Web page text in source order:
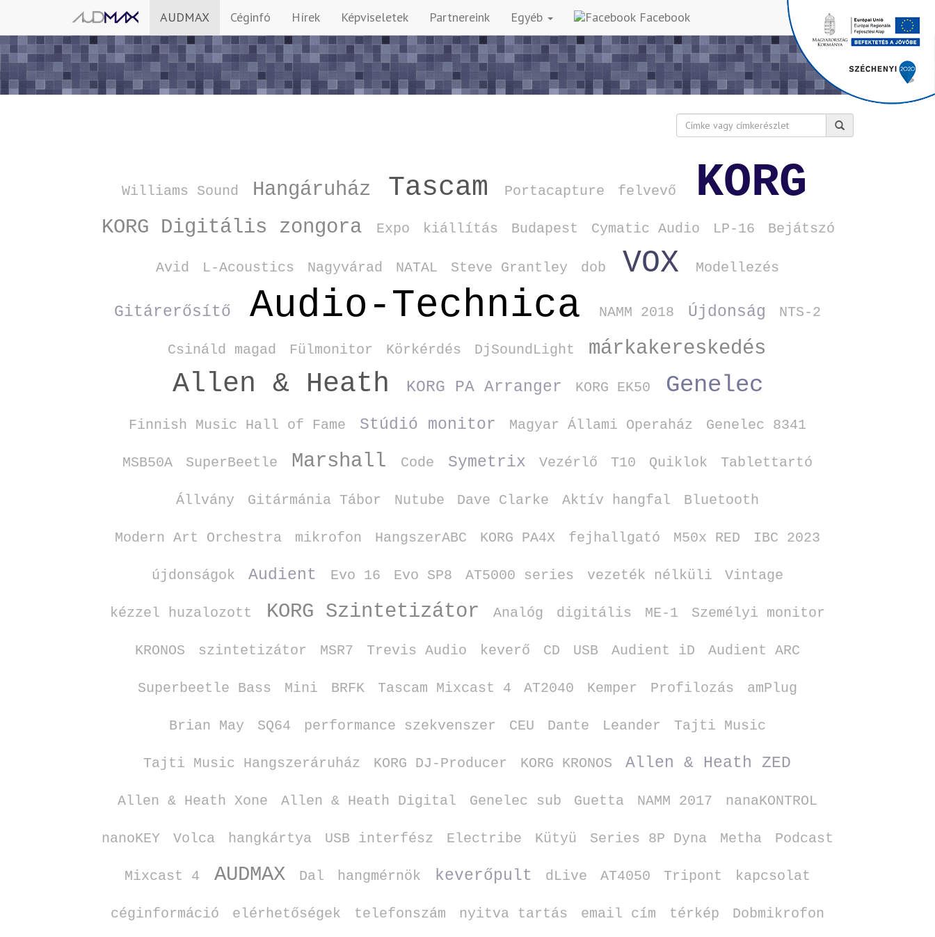
AUDMAX Céginfó Hírek Képviseletek Partnereink Egyéb Facebook
Keresés:
Williams Sound Hangáruház Tascam Portacapture felvevő KORG
KORG Digitális zongora Expo kiállítás Budapest Cymatic Audio LP‑16 Bejátszó
Avid L‑Acoustics Nagyvárad NATAL Steve Grantley dob VOX Modellezés
Gitárerősítő Audio‑Technica NAMM 2018 Újdonság NTS‑2
Csináld magad Fülmonitor Körkérdés DjSoundLight márkakereskedés
Allen & Heath KORG PA Arranger KORG EK50 Genelec
Finnish Music Hall of Fame Stúdió monitor Magyar Állami Operaház Genelec 8341
MSB50A SuperBeetle Marshall Code Symetrix Vezérlő T10 Quiklok Tablettartó
Állvány Gitármánia Tábor Nutube Dave Clarke Aktív hangfal Bluetooth
Modern Art Orchestra mikrofon HangszerABC KORG PA4X fejhallgató M50x RED IBC 2023
újdonságok Audient Evo 16 Evo SP8 AT5000 series vezeték nélküli Vintage
kézzel huzalozott KORG Szintetizátor Analóg digitális ME‑1 Személyi monitor
KRONOS szintetizátor MSR7 Trevis Audio keverő CD USB Audient iD Audient ARC
Superbeetle Bass Mini BRFK Tascam Mixcast 4 AT2040 Kemper Profilozás amPlug
Brian May SQ64 performance szekvenszer CEU Dante Leander Tajti Music
Tajti Music Hangszeráruház KORG DJ‑Producer KORG KRONOS Allen & Heath ZED
Allen & Heath Xone Allen & Heath Digital Genelec sub Guetta NAMM 2017 nanaKONTROL
nanoKEY Volca hangkártya USB interfész Electribe Kütyü Series 8P Dyna Metha Podcast
Mixcast 4 AUDMAX Dal hangmérnök keverőpult dLive AT4050 Tripont kapcsolat
céginformáció elérhetőségek telefonszám nyitva tartás email cím térkép Dobmikrofon